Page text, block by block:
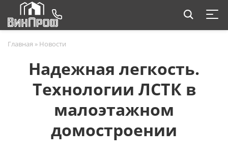
Главная » Новости
Надежная легкость.
Технологии ЛСТК в
малоэтажном
домостроении